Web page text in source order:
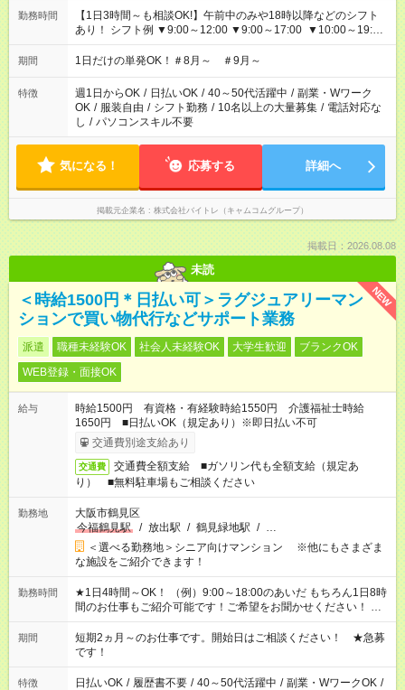
勤務時間
【1日3時間～も相談OK!】午前中のみや18時以降などのシフト
あり！ シフト例 ▼9:00～12:00 ▼9:00～17:00 ▼10:00～19:00
▼18:00～21:00
期間 1日だけの単発OK！＃8月～ ＃9月～
特徴 週1日からOK / 日払いOK / 40～50代活躍中 / 副業・Wワーク
OK / 服装自由 / シフト勤務 / 10名以上の大量募集 / 電話対応な
し / パソコンスキル不要
気になる！ 応募する 詳細へ
掲載元企業名 株式会社バイトレ（キャムコムグループ）
掲載日：2026.08.08
未読
NEW
＜時給1500円＊日払い可＞ラグジュアリーマン
ションで買い物代行などサポート業務
派遣 職種未経験OK 社会人未経験OK 大学生歓迎
ブランクOK
WEB登録・面接OK
給与
時給1500円 有資格・有経験時給1550円 介護福祉士時給
1650円 ■日払いOK（規定あり）※即日払い不可
交通費別途支給あり
交通費
交通費全額支給 ■ガソリン代も全額支給（規定あ
り） ■無料駐車場もご相談ください
勤務地
大阪市鶴見区
今福鶴見駅
/ 放出駅 / 鶴見緑地駅 / …
＜選べる勤務地＞シニア向けマンション ※他にもさまざま
な施設をご紹介できます！
勤務時間
★1日4時間～OK！ （例）9:00～18:00のあいだ もちろん1日8時
間のお仕事もご紹介可能です！ご希望をお聞かせください！ ★
家庭の都合でお休みが必要な場合も遠慮なくご相談ください。
※週最低15時間以上の勤務が必要です
期間
短期2ヵ月～のお仕事です。開始日はご相談ください！ ★急募
です！
特徴 日払いOK / 履歴書不要 / 40～50代活躍中 / 副業・WワークOK /